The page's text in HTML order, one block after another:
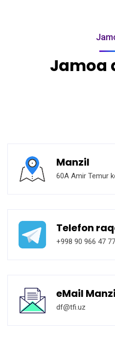
Jamoa
Manzil
60A Amir Temur
Telefon
+998 90 966 47 77
eMail
df@tfi.uz